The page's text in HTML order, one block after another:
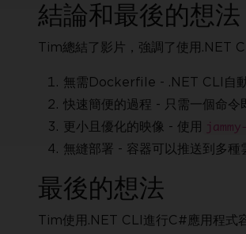
結論和最後的想法
Tim總結了影片，強調了使用.NET
無需Dockerfile - .NET CLI自動
快速簡便的過程 - 只需一個命令
更小且優化的映像 - 使用
無縫部署 - 容器可以推送到多種
最後的想法
Tim使用.NET CLI進行C#應用程式